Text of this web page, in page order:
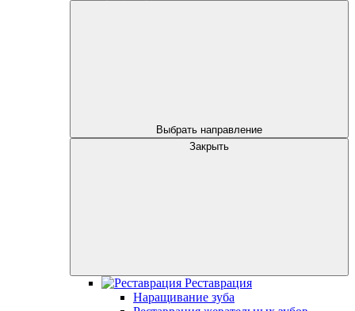
Выбрать направление
Закрыть
Реставрация
Наращивание зуба